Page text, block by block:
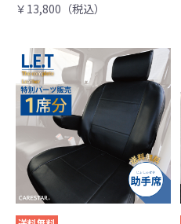
￥13,800（税込）